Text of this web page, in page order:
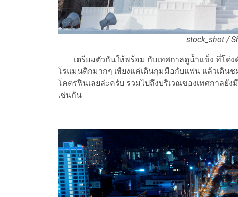
stock_shot /
เตรียมตัวกันให้พร้อม กับเทศกาลดูน้ำแข็ง ที่โด่งดั
โรแมนติกมากๆ เพียงแค่เดินกุมมือกับแฟน แล้วเดิน
โคตรฟินเลยล่ะครับ รวมไปถึงบริเวณของเทศกาลยั
เช่นกัน